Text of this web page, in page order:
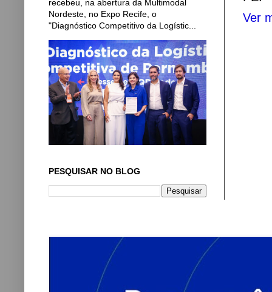
Ver
recebeu, na abertura da Multimodal
Nordeste, no Expo Recife, o
"Diagnóstico Competitivo da Logístic...
PESQUISAR NO BLOG